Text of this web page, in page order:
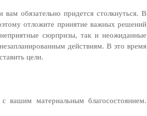
обязательно придется столкнуться. В
отложите принятие важных решений
сюрпризы, так и неожиданные
действиям. В это время
цели.
вашим материальным благосостоянием.